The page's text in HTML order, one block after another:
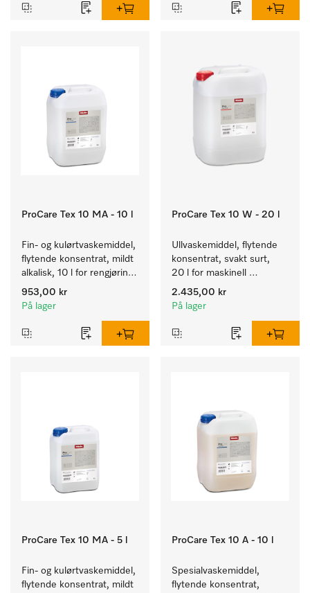
ProCare Tex 10 MA - 10 l
Fin- og kulørtvaskemiddel,
flytende konsentrat, mildt
alkalisk, 10 l for rengjøring
av kulørte og ømfintlige
tekstiler.
953,00 kr
På lager
ProCare Tex 10 W - 20 l
Ullvaskemiddel, flytende
konsentrat, svakt surt,
20 l for maskinell
rengjøring av ull.
2.435,00 kr
På lager
ProCare Tex 10 MA - 5 l
Fin- og kulørtvaskemiddel,
flytende konsentrat, mildt
ProCare Tex 10 A - 10 l
Spesialvaskemiddel,
flytende konsentrat,